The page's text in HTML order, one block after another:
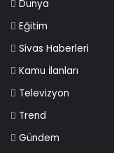
Dünya
Eğitim
Sivas Haberleri
Kamu İlanları
Televizyon
Trend
Gündem